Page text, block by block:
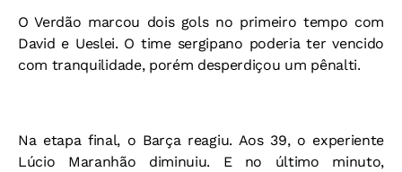
O Verdão marcou dois gols no primeiro tempo com
David e Ueslei. O time sergipano poderia ter vencido
com tranquilidade, porém desperdiçou um pênalti.
Na etapa final, o Barça reagiu. Aos 39, o experiente
Lúcio Maranhão diminuiu. E no último minuto,